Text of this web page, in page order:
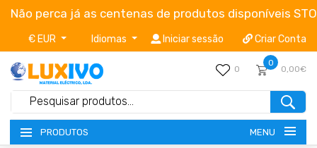
Não perca já as centenas de produtos disponíveis
€ EUR Idiomas Iniciar sessão Criar Conta
0
0
0,00€
PRODUTOS MENU